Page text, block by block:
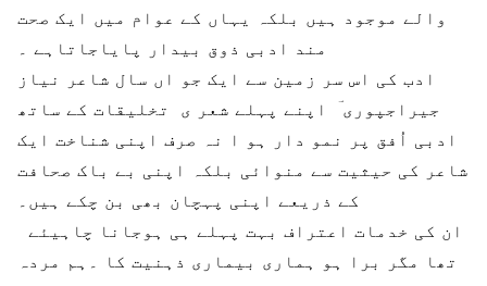
والے موجود ہیں بلکہ یہاں کے عوام میں ایک صحت
ادب کی اس سر زمین سے ایک جو اں سال شاعر نیاز
جیراجپوری ؔ اپنے پہلے شعر ی تخلیقات کے ساتھ
ادبی اُفق پر نمو دار ہو ا نہ صرف اپنی شناخت ایک
شاعر کی حیثیت سے منوائی بلکہ اپنی بے باک صحافت
کے ذریعے اپنی پہچان بھی بن چکے ہیں۔
ان کی خدمات اعتراف بہت پہلے ہی ہوجانا چاہیئے
تھا مگر برا ہو ہماری بیماری ذہنیت کا ۔ہم مردہ